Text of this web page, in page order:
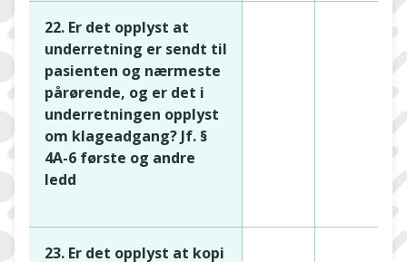
22. Er det opplyst at
underretning er sendt til
pasienten og nærmeste
pårørende, og er det i
underretningen opplyst
om klageadgang? Jf. §
4A-6 første og andre
ledd
23. Er det opplyst at kopi